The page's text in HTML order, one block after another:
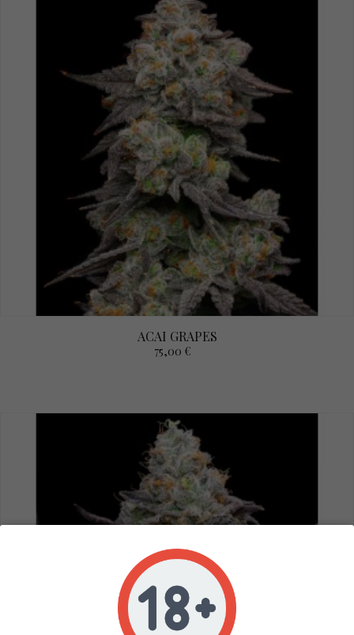
ACAI GRAPES
75,00 €